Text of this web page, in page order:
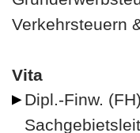
Verkehrsteuern
Vita
Dipl.-Finw.